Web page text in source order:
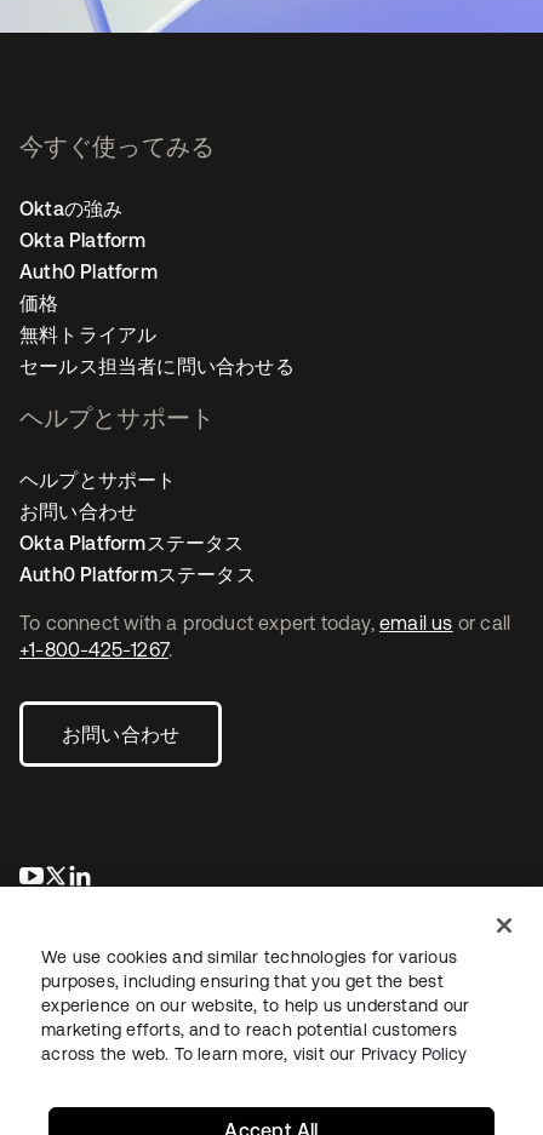
To connect with a product expert today, email us or call
+1-800-425-1267.
お問い合わせ
新しいタブで開く
新しいタブで開く
今すぐ使ってみる
Oktaの強み
Okta Platform
Auth0 Platform
価格
無料トライアル
セールス担当者に問い合わせる
ヘルプとサポート
ヘルプとサポート
お問い合わせ
Okta Platformステータス
Auth0 Platformステータス
法務プライバシーポリシーサイト利用規約セキュリティ
We use cookies and similar technologies for various
purposes, including ensuring that you get the best
experience on our website, to help us understand our
marketing efforts, and to reach potential customers
across the web. To learn more, visit our Privacy Policy
Accept All